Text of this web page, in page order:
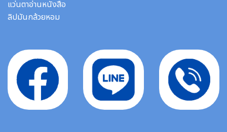
แว่นตาอ่านหนังสือ
ลิปมันกล้วยหอม